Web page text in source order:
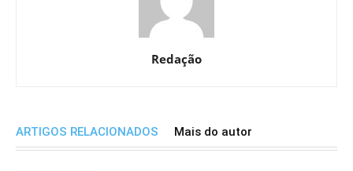
Redação
ARTIGOS RELACIONADOS Mais do autor